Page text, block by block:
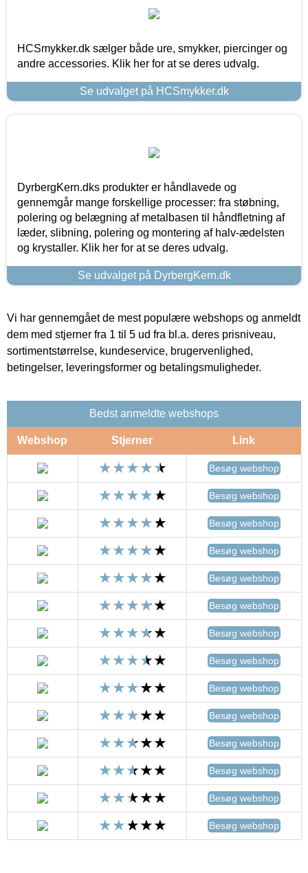
HCSmykker.dk sælger både ure, smykker, piercinger og
andre accessories. Klik her for at se deres udvalg.
Se udvalget på HCSmykker.dk
DyrbergKern.dks produkter er håndlavede og
gennemgår mange forskellige processer: fra støbning,
polering og belægning af metalbasen til håndfletning af
læder, slibning, polering og montering af halv-ædelsten
og krystaller. Klik her for at se deres udvalg.
Se udvalget på DyrbergKern.dk
Vi har gennemgået de mest populære webshops og anmeldt
dem med stjerner fra 1 til 5 ud fra bl.a. deres prisniveau,
sortimentstørrelse, kundeservice, brugervenlighed,
betingelser, leveringsformer og betalingsmuligheder.
Bedst anmeldte webshops
Webshop Stjerner Link
Besøg webshop
Besøg webshop
Besøg webshop
Besøg webshop
Besøg webshop
Besøg webshop
Besøg webshop
Besøg webshop
Besøg webshop
Besøg webshop
Besøg webshop
Besøg webshop
Besøg webshop
Besøg webshop